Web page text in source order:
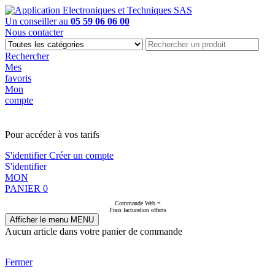
Un conseiller au 05 59 06 06 00
Nous contacter
Rechercher
Mes
favoris
Mon
compte
Pour accéder à vos tarifs
S'identifierCréer un compte
S'identifier
MON
PANIER 0
Commande Web =
Frais facturation offerts
Afficher le menu MENU
Aucun article dans votre panier de commande
Fermer